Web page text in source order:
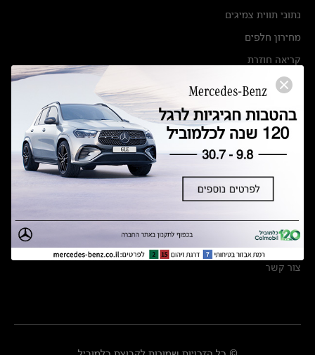
נתוני תווית צמיגים
מחירון חלפים
קריאה חוזרת
הודעה על הטבות לרכבי מרצדס בהסדר פשרה בתצ 56447-02-19
תקנון ימי מכירות 120 לכלמוביל
מצאו אותנו
אולמות תצוגה
מרכזי שירות
צור קשר